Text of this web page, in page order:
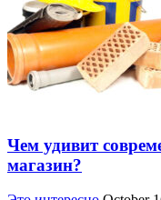
Чем удивит
магазин?